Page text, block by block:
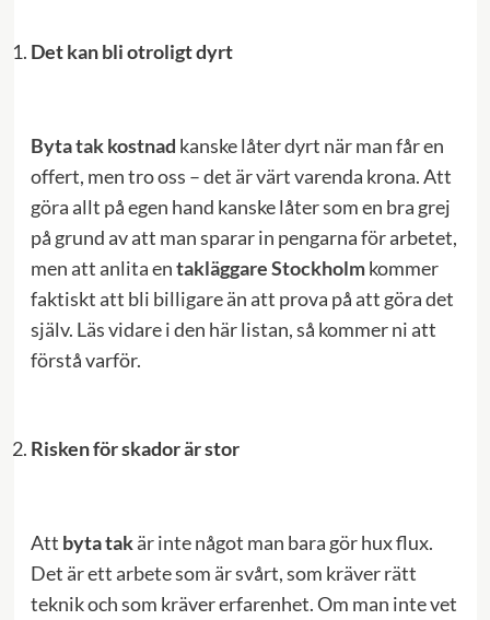
Det kan bli otroligt dyrt
Byta tak kostnad kanske låter dyrt när man får en
offert, men tro oss – det är värt varenda krona. Att
göra allt på egen hand kanske låter som en bra grej
på grund av att man sparar in pengarna för arbetet,
men att anlita entakläggare Stockholmkommer
faktiskt att bli billigare än att prova på att göra det
själv. Läs vidare i den här listan, så kommer ni att
förstå varför.
Risken för skador är stor
Att byta takär inte något man bara gör hux flux.
Det är ett arbete som är svårt, som kräver rätt
teknik och som kräver erfarenhet. Om man inte vet